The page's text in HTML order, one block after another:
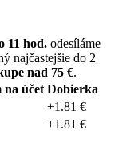
11 hod. odesíláme
najčastejšie do 2
nad 75 €.
na účet Dobierka
+1.81 €
+1.81 €